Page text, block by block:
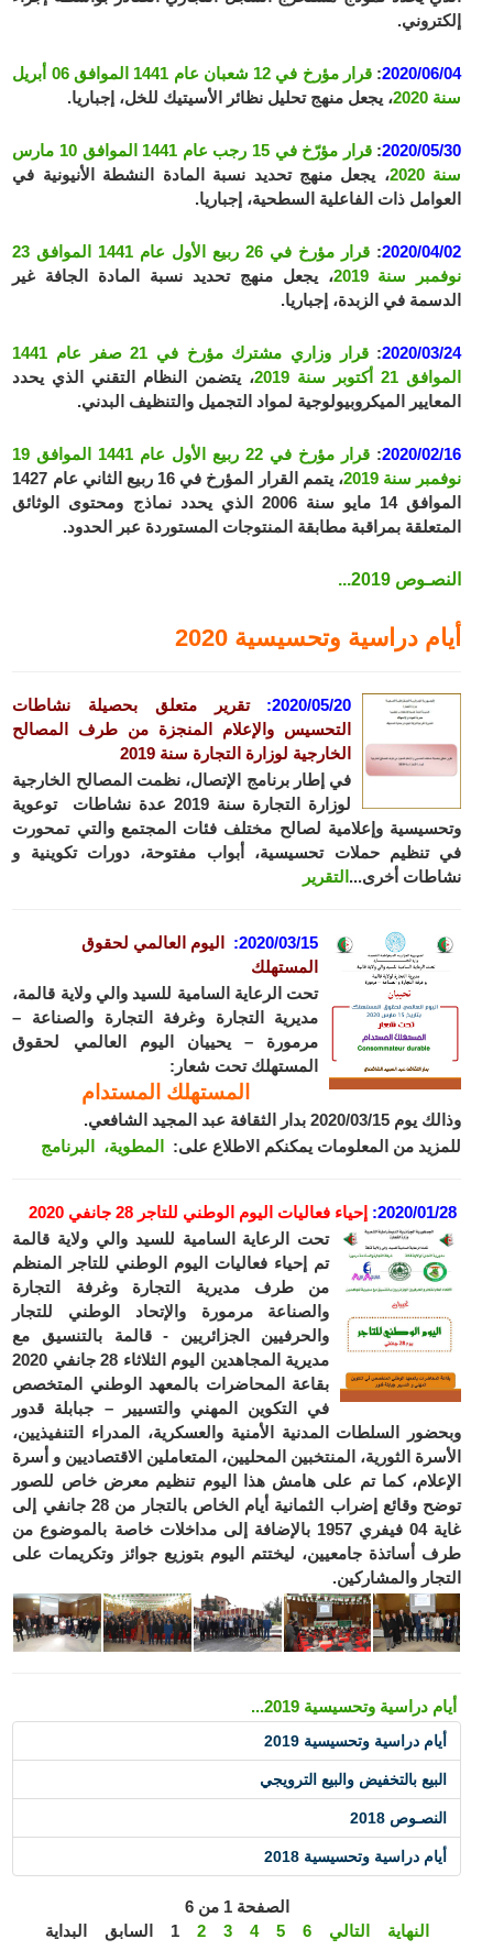
إلكتروني.
2020/06/04
:
قرار مؤرخ في 12 شعبان عام 1441 الموافق 06 أبريل
سنة 2020
، يجعل منهج تحليل نظائر الأسيتيك للخل، إجباريا.
2020/05/30
:
قرار مؤرّخ في 15 رجب عام 1441 الموافق 10 مارس
سنة 2020
، يجعل منهج تحديد نسبة المادة النشطة الأنيونية في
العوامل ذات الفاعلية السطحية، إجباريا.
2020/04/02
:
قرار مؤرخ في 26 ربيع الأول عام 1441 الموافق 23
نوفمبر سنة 2019
، يجعل منهج تحديد نسبة المادة الجافة غير
الدسمة في الزبدة، إجباريا.
2020/03/24
:
قرار وزاري مشترك مؤرخ في 21 صفر عام 1441
الموافق 21 أكتوبر سنة 2019
، يتضمن النظام التقني الذي يحدد
المعايير الميكروبيولوجية لمواد التجميل والتنظيف البدني.
2020/02/16
:
قرار مؤرخ في 22 ربيع الأول عام 1441 الموافق 19
نوفمبر سنة 2019
، يتمم القرار المؤرخ في 16 ربيع الثاني عام 1427
الموافق 14 مايو سنة 2006 الذي يحدد نماذج ومحتوى الوثائق
المتعلقة بمراقبة مطابقة المنتوجات المستوردة عبر الحدود.
النصـوص 2019...
أيام دراسية وتحسيسية 2020
2020/05/20
:
تقرير متعلق بحصيلة نشاطات
التحسيس والإعلام المنجزة من طرف المصالح
الخارجية لوزارة التجارة سنة 2019
في إطار برنامج الإتصال، نظمت المصالح الخارجية
لوزارة التجارة سنة 2019 عدة نشاطات توعوية
وتحسيسية وإعلامية لصالح مختلف فئات المجتمع والتي تمحورت
في تنظيم حملات تحسيسية، أبواب مفتوحة، دورات تكوينية و
نشاطات أخرى... التقرير
2020/03/15
: اليوم العالمي لحقوق
المستهلك
تحت الرعاية السامية للسيد والي ولاية قالمة،
مديرية التجارة وغرفة التجارة والصناعة –
مرمورة – يحييان اليوم العالمي لحقوق
المستهلك تحت شعار:
المستهلك المستدام
وذالك يوم 2020/03/15 بدار الثقافة عبد المجيد الشافعي.
للمزيد من المعلومات يمكنكم الاطلاع على:
المطوية، البرنامج
2020/01/28
: إحياء فعاليات اليوم الوطني للتاجر 28 جانفي 2020
تحت الرعاية السامية للسيد والي ولاية قالمة
تم إحياء فعاليات اليوم الوطني للتاجر المنظم
من طرف مديرية التجارة وغرفة التجارة
والصناعة مرمورة والإتحاد الوطني للتجار
والحرفيين الجزائريين - قالمة بالتنسيق مع
مديرية المجاهدين اليوم الثلاثاء 28 جانفي 2020
بقاعة المحاضرات بالمعهد الوطني المتخصص
في التكوين المهني والتسيير – جبابلة قدور
وبحضور السلطات المدنية الأمنية والعسكرية، المدراء التنفيذيين،
الأسرة الثورية، المنتخبين المحليين، المتعاملين الاقتصاديين و أسرة
الإعلام، كما تم على هامش هذا اليوم تنظيم معرض خاص للصور
توضح وقائع إضراب الثمانية أيام الخاص بالتجار من 28 جانفي إلى
غاية 04 فيفري 1957 بالإضافة إلى مداخلات خاصة بالموضوع من
طرف أساتذة جامعيين، ليختتم اليوم بتوزيع جوائز وتكريمات على
التجار والمشاركين.
أيام دراسية وتحسيسية 2019...
أيام دراسية وتحسيسية 2019
البيع بالتخفيض والبيع الترويجي
النصـوص 2018
أيام دراسية وتحسيسية 2018
الصفحة 1 من 6
البداية
السابق 1 2 3 4 5 6 التالي النهاية